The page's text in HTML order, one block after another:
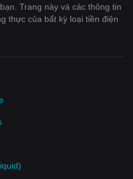
Trang này và các thông tin
thực của bất kỳ loại tiền điện